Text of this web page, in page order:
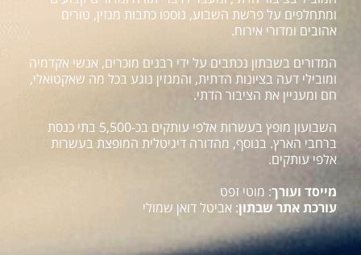
ומתחלפים על פרשת השבוע, נוספו כתבות מגזין, טורים
אהובים ומדורי אירוח.
המדורים בשבתון נכתבים על ידי רבנים מוכרים, אנשי אקדמיה
ומובילי דעה בציונות הדתית, והמגזין נוגע בכל מה שאקטואלי,
חם ומעניין את הציבור הדתי.
השבועון מופץ בעשרות אלפי עותקים בכ-5,500 בתי כנסת
ברחבי הארץ. בנוסף, מהדורה דיגיטלית המופצת בעשרות
אלפי עותקים.
מייסד ועורך: מוטי זפט
עורכת אתר שבתון: אביטל דואן שמולי